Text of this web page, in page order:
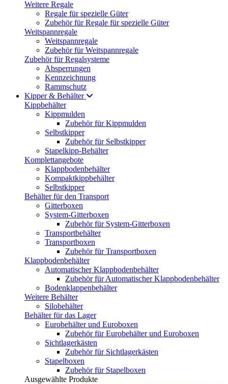
Weitere Regale
Regale für spezielle Güter
Zubehör für Regale für spezielle Güter
Weitspannregale
Weitspannregale
Zubehör für Weitspannregale
Zubehör für Regalsysteme
Absperrungen
Kennzeichnung
Rammschutz
Kipper & Behälter
Kippbehälter
Kippmulden
Zubehör für Kippmulden
Selbstkipper
Zubehör für Selbstkipper
Stapelkipp-Behälter
Komplettangebote
Klappbodenbehälter
Kompaktkippbehälter
Selbstkipper
Behälter für den Transport
Gitterboxen
System-Gitterboxen
Zubehör für System-Gitterboxen
Transportbehälter
Transportboxen
Zubehör für Transportboxen
Klappbodenbehälter
Automatischer Klappbodenbehälter
Zubehör für Automatischer Klappbodenbehälter
Bodenklappenbehälter
Weitere Behälter
Silobehälter
Behälter für das Lager
Eurobehälter und Euroboxen
Zubehör für Eurobehälter und Euroboxen
Sichtlagerkästen
Zubehör für Sichtlagerkästen
Stapelboxen
Zubehör für Stapelboxen
Ausgewählte Produkte